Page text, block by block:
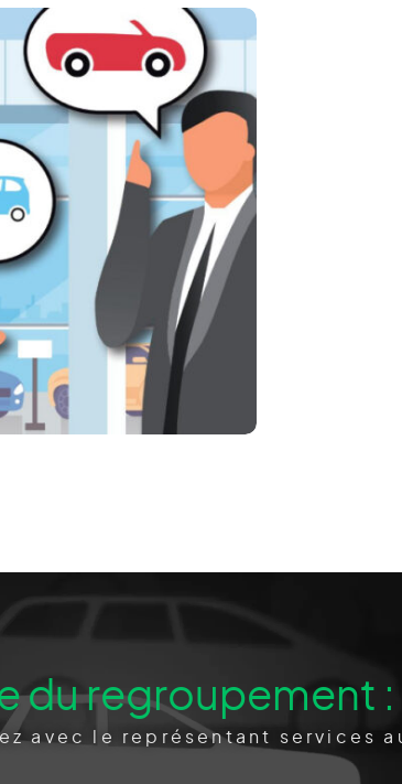
PRINTEMPS
du regroupement :
avec le représentant services